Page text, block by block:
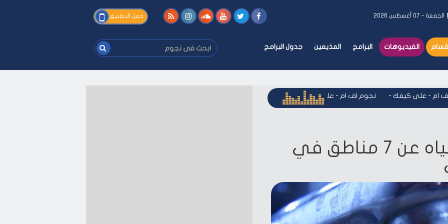
الجمعة - ٠٧ أغسطس ٢٠٢٦ حمل التطبيق
الفيديوهات البرامج المذيعين جدول البرامج
ابحث
فى
فى
-ام - على كيفك - نجوم اف ام - على كيفك نجوم اف ام - على كيفك
الثلاثاء.. قطع المياه عن 7 مناطق في